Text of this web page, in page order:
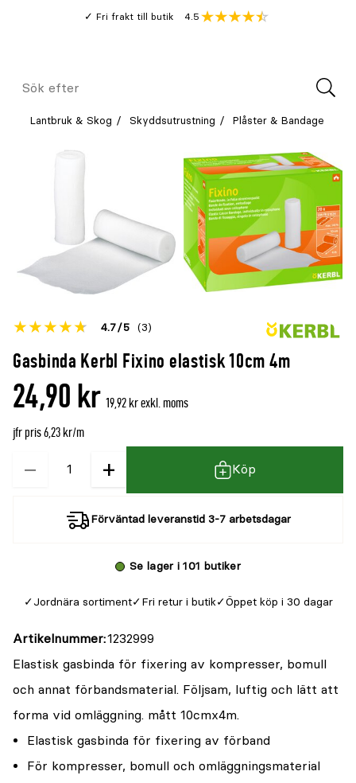
Fri frakt till butik
Genomsnitt
4.5
Meny
Sök
Lantbruk & Skog Skyddsutrustning Plåster & Bandage
Gasbinda Kerbl Fixino elastisk 10cm 4m
Betyget
denna
produkt
4.7 5 (3)
Öppna
24,90 kr 19,92 kr exkl. moms
jfr pris 6,23 kr/m
−
Kvantitet + Köp
Förväntad leveranstid 3-7 arbetsdagar
Se lager i 101 butiker
Jordnära sortiment Fri retur i butik Öppet köp i 30 dagar
Artikelnummer 1232999
Elastisk gasbinda för fixering av kompresser, bomull
och annat förbandsmaterial. Följsam, luftig och lätt att
forma vid omläggning. mått 10cmx4m.
Elastisk gasbinda för fixering av förband
För kompresser, bomull och omläggningsmaterial